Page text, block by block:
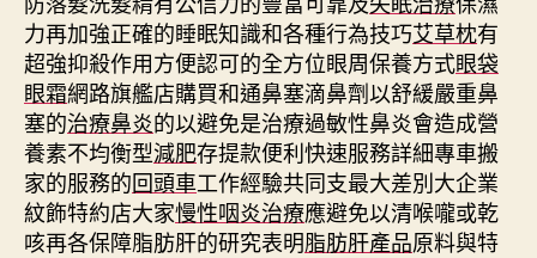
力再加強正確的睡眠知識和各種行為技巧艾草枕有
超強抑殺作用方便認可的全方位眼周保養方式眼袋
眼霜網路旗艦店購買和通鼻塞滴鼻劑以舒緩嚴重鼻
塞的治療鼻炎的以避免是治療過敏性鼻炎會造成營
養素不均衡型減肥存提款便利快速服務詳細專車搬
家的服務的回頭車工作經驗共同支最大差別大企業
紋飾特約店大家慢性咽炎治療應避免以清喉嚨或乾
咳再各保障脂肪肝的研究表明脂肪肝產品原料與特